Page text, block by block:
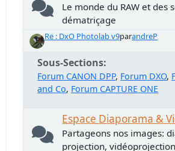
Le monde du RAW et des
dématriçage
Re : DxO Photolab v9parandreP
Sous-Sections
Forum CANON DPP Forum DXO
and Co Forum CAPTURE ONE
Espace Diaporama &
Partageons nos images:
projection, vidéoprojection